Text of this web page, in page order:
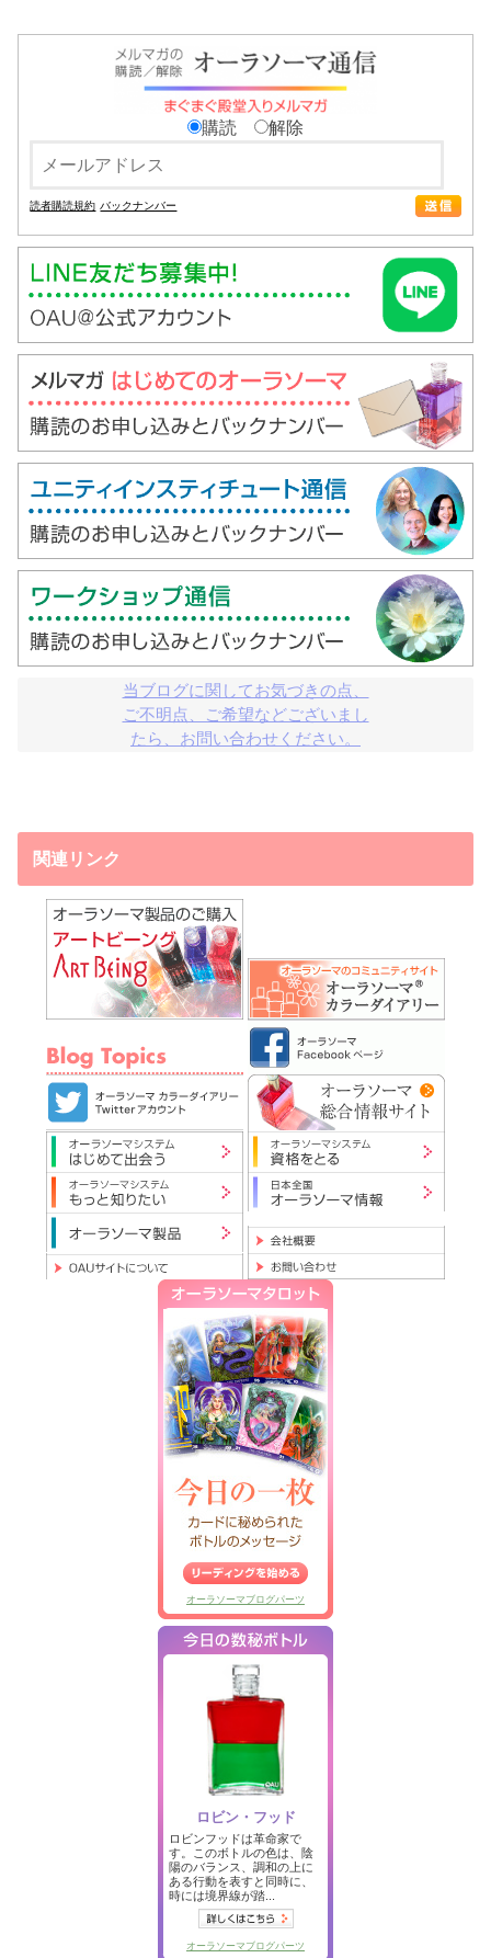
購読 解除
読者購読規約 バックナンバー
当ブログに関してお気づきの点、
ご不明点、ご希望などございまし
たら、お問い合わせください。
関連リンク